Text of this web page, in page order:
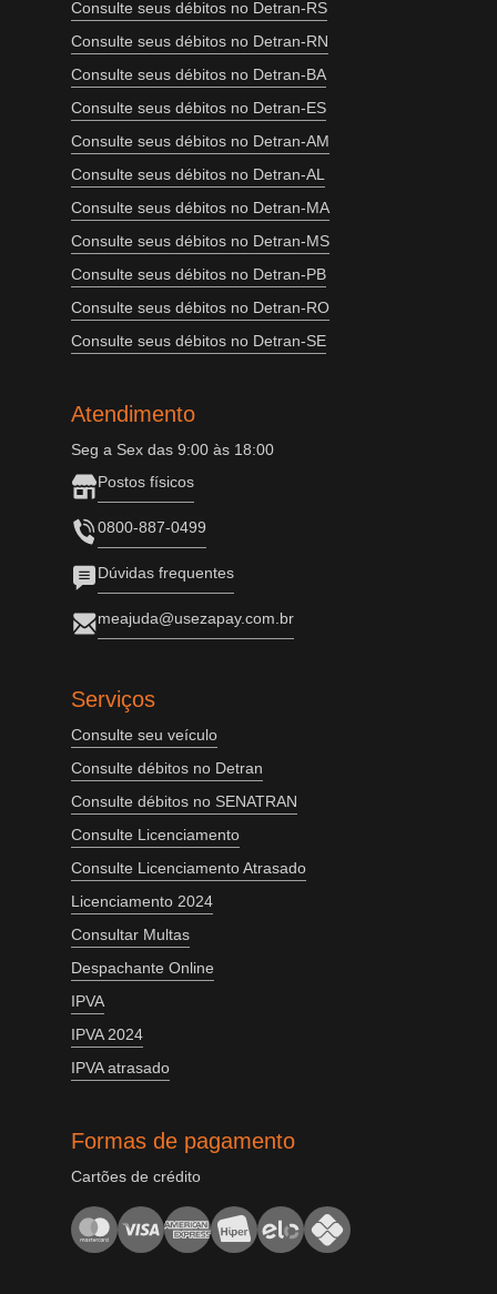
Consulte seus débitos no Detran-RS
Consulte seus débitos no Detran-RN
Consulte seus débitos no Detran-BA
Consulte seus débitos no Detran-ES
Consulte seus débitos no Detran-AM
Consulte seus débitos no Detran-AL
Consulte seus débitos no Detran-MA
Consulte seus débitos no Detran-MS
Consulte seus débitos no Detran-PB
Consulte seus débitos no Detran-RO
Consulte seus débitos no Detran-SE
Atendimento
Seg a Sex das 9:00 às 18:00
Postos físicos
0800-887-0499
Dúvidas frequentes
meajuda@usezapay.com.br
Serviços
Consulte seu veículo
Consulte débitos no Detran
Consulte débitos no SENATRAN
Consulte Licenciamento
Consulte Licenciamento Atrasado
Licenciamento 2024
Consultar Multas
Despachante Online
IPVA
IPVA 2024
IPVA atrasado
Formas de pagamento
Cartões de crédito